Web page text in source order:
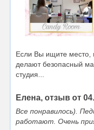
Если Вы ищите место,
делают безопасный
студия...
Елена, отзыв от
Все понравилось).
работают. Очень